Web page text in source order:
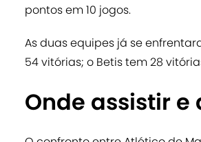
pontos em 10 jogos.
As duas equipes já se
54 vitórias; o Betis tem 28
Onde assistir